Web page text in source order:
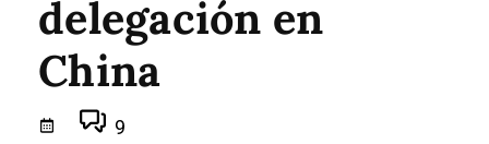
delegación en
China
9